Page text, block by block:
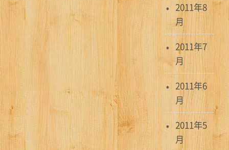
2011年8
月
2011年7
月
2011年6
月
2011年5
月